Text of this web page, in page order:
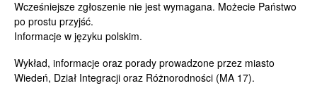
Wcześniejsze zgłoszenie nie jest wymagana. Możecie Państwo
po prostu przyjść.
Informacje w języku polskim.
Wykład, informacje oraz porady prowadzone przez miasto
Wiedeń, Dział Integracji oraz Różnorodności (MA 17).